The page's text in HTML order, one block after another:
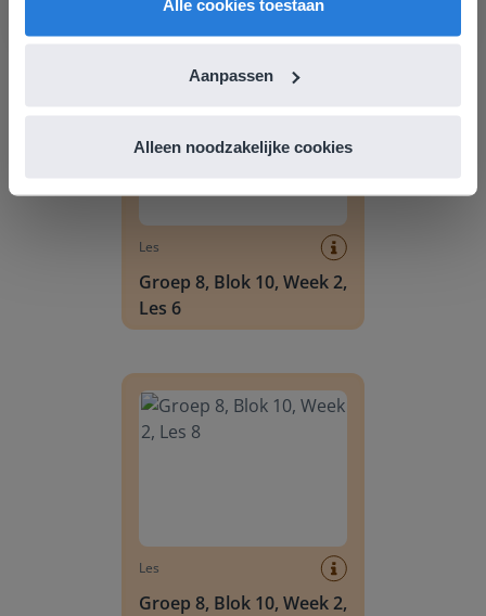
Alle cookies toestaan
Aanpassen
Alleen noodzakelijke cookies
Groep 8, Blok 10, Week 2, Les 6
Les
Groep 8, Blok 10, Week 2,
Les 6
Les
Groep 8, Blok 10, Week 2,